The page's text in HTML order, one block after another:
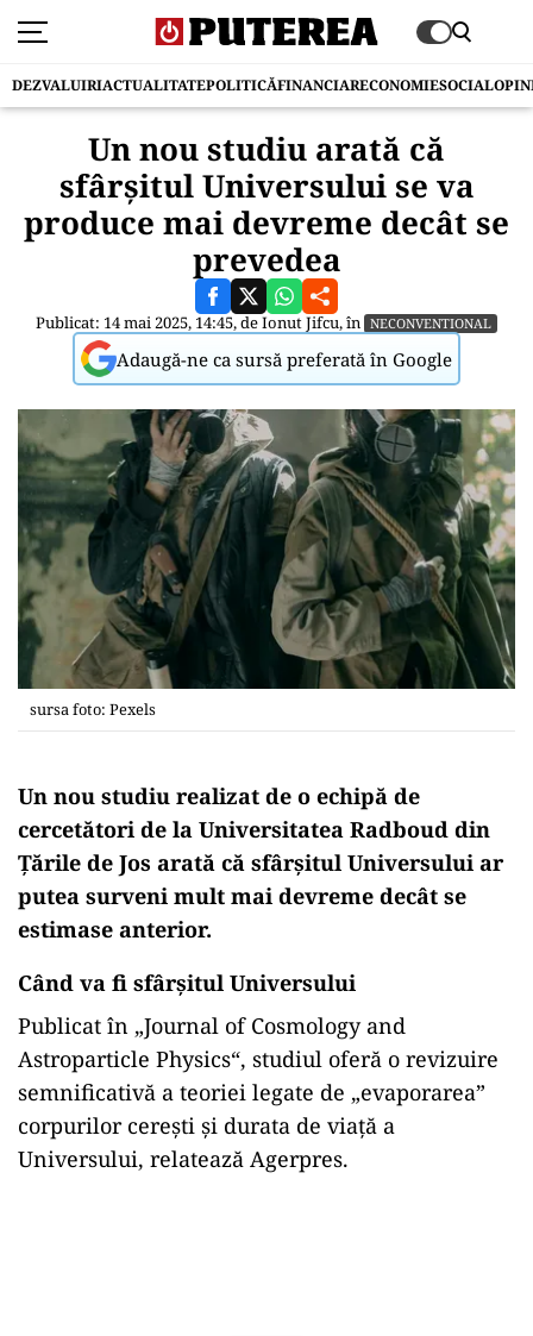
DEZVALUIRIACTUALITATEPOLITICĂFINANCIARECONOMIESOCIAL
Un nou studiu arată că
sfârşitul Universului se va
produce mai devreme decât se
prevedea
Publicat: 14 mai 2025, 14:45, deIonut Jifcu, în NECONVENTIONAL
Adaugă-ne ca sursă preferată în Google
sursa foto: Pexels
Un nou studiu realizat de o echipă de
cercetători de la Universitatea Radboud din
Țările de Jos arată că sfârșitul Universului ar
putea surveni mult mai devreme decât se
estimase anterior.
Când va fi sfârşitul Universului
Publicat în „Journal of Cosmology and
Astroparticle Physics“, studiul oferă o revizuire
semnificativă a teoriei legate de „evaporarea”
corpurilor cerești și durata de viață a
Universului, relatează Agerpres.